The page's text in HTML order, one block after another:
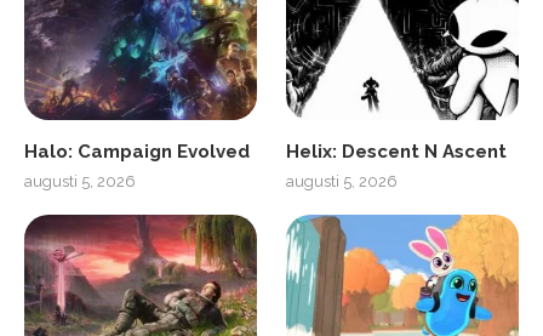
Halo: Campaign Evolved
augusti 5, 2026
Helix: Descent N Ascent
augusti 5, 2026